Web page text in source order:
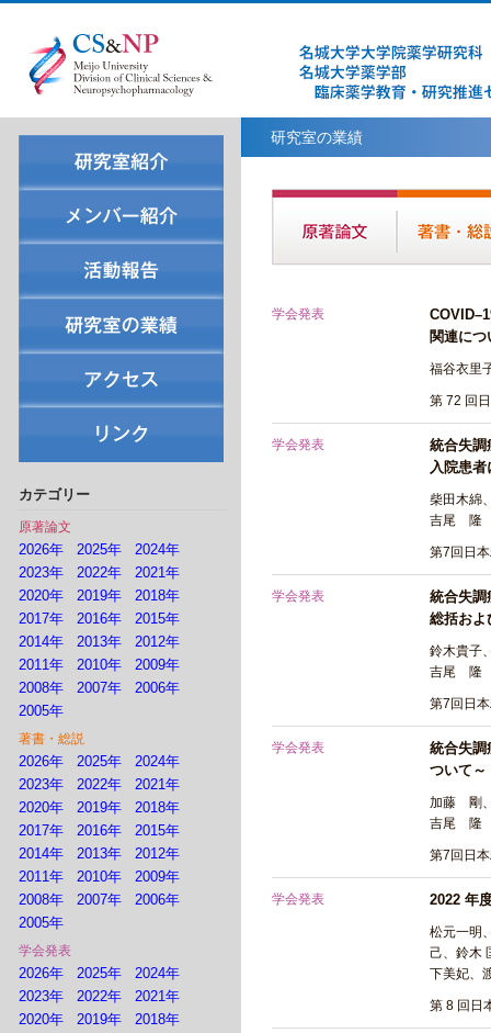
カテゴリー
原著論文
2026年 2025年
2024年
2023年
2022年
2021年
2020年
2019年
2018年
2017年
2016年
2015年
2014年
2013年
2012年
2011年
2010年
2009年
2008年
2007年
2006年
2005年
著書・総説
2026年 2025年
2024年
2023年
2022年
2021年
2020年
2019年
2018年
2017年
2016年
2015年
2014年
2013年
2012年
2011年
2010年
2009年
2008年
2007年
2006年
2005年
学会発表
2026年 2025年
2024年
2023年
2022年
2021年
2020年
2019年
2018年
研究室の業績
学会発表
関連につ
福谷衣里
第 72 回
学会発表
統合失調
入院患
柴田木綿
吉尾 隆
第7回日
学会発表
統合失調
総括およ
鈴木貴子
吉尾 隆
第7回日
学会発表
統合失調
ついて～
加藤 剛、
吉尾 隆
第7回日
学会発表 2022 年
松元一明
己、鈴木
下美妃、
第 8 回日